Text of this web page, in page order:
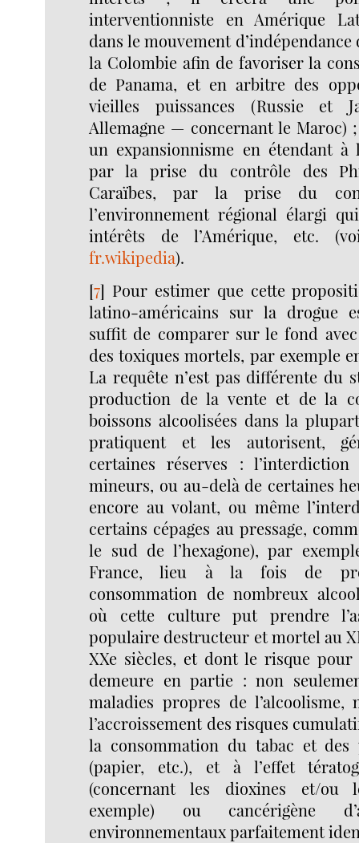
interventionniste en Amérique
dans le mouvement
la Colombie afin de favoriser la
de Panama, et en arbitre des
vieilles puissances (Russie et
Allemagne — concernant le Maroc)
un expansionnisme en étendant à
par la prise du contrôle des
Caraïbes, par la prise du
l’environnement régional élargi
intérêts de l’Amérique, etc.
fr.wikipedia).
[7] Pour estimer que cette
latino-américains sur la drogue
suffit de comparer sur le fond
des toxiques mortels, par exemple
La requête n’est pas différente du
production de la vente et de la
boissons alcoolisées dans la
pratiquent et les autorisent,
certaines réserves :
mineurs, ou au-delà de certaines
encore au volant, ou même
certains cépages au pressage,
le sud de l’hexagone), par
France, lieu à la fois de
consommation de nombreux
où cette culture put prendre
populaire destructeur et mortel au
XXe siècles, et dont le risque
demeure en partie : non
maladies propres de l’alcoolisme,
l’accroissement des risques
la consommation du tabac et des
(papier, etc.), et à l’effet
(concernant les dioxines et/ou
exemple) ou cancérigène
environnementaux parfaitement